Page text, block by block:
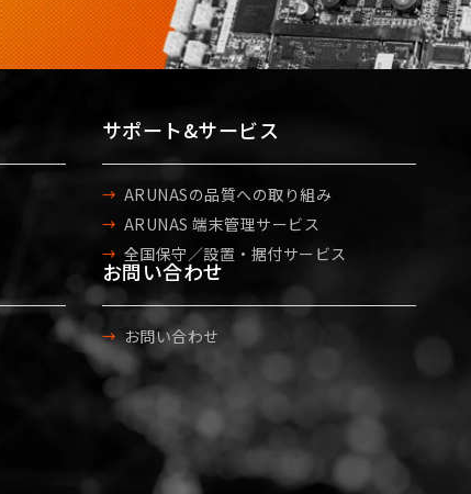
サポート&サービス
ARUNASの品質への取り組み
ARUNAS 端末管理サービス
全国保守／設置・据付サービス
お問い合わせ
お問い合わせ